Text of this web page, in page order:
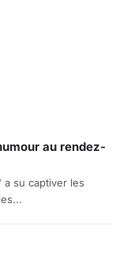
au rendez-
a su captiver les